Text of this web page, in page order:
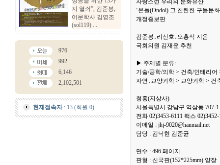
지 열쇠”, 김준봉,
어문학사 김영조
(sol119) ...
976
992
6,146
2,102,501
현재접속자: 13 (회원 0)
자랑스런 우리의 문화유산
‘온돌(Ondol) 그 찬란한 구들문화
개정증보판
김준봉․리신호․오홍식 지음
국회의원 김재윤 추천
▶ 주제별 분류:
기술/공학/의학 > 건축/인테리
자연․교양과학 > 교양과학 > 건
청홍(지상사)
서울특별시 강남구 역삼동 707-
전화 02)3453-6111 팩스 02)3452-
이메일 : jhj-9020@hanmail.net
담당 : 김낙현 김준균
면수 : 496 페이지
판형 : 신국판(152*225mm) 양장